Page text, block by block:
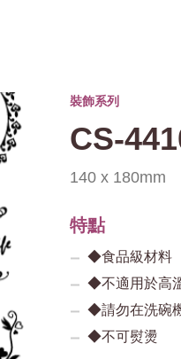
裝飾系列
CS-
140 x 180mm
特點
◆食品級材料
◆不適用於高
◆請勿在洗碗
◆不可熨燙